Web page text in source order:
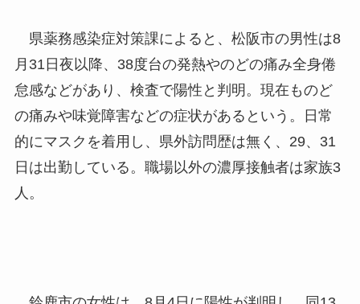
県薬務感染症対策課によると、松阪市の男性は8
月31日夜以降、38度台の発熱やのどの痛み全身倦
怠感などがあり、検査で陽性と判明。現在ものど
の痛みや味覚障害などの症状があるという。日常
的にマスクを着用し、県外訪問歴は無く、29、31
日は出勤している。職場以外の濃厚接触者は家族3
人。